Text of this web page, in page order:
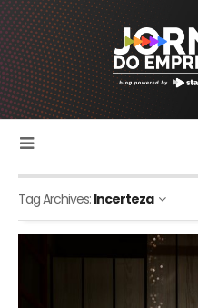
Tag Archives: Incerteza